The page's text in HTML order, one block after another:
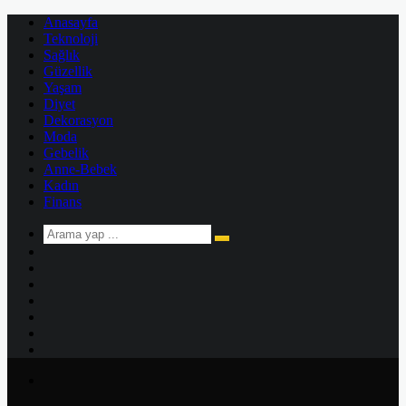
Anasayfa
Teknoloji
Sağlık
Güzellik
Yaşam
Diyet
Dekorasyon
Moda
Gebelik
Anne-Bebek
Kadın
Finans
Arama